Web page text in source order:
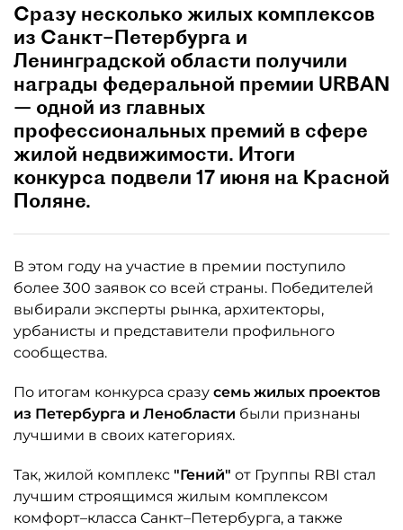
Сразу несколько жилых комплексов
из Санкт–Петербурга и
Ленинградской области получили
награды федеральной премии URBAN
— одной из главных
профессиональных премий в сфере
жилой недвижимости. Итоги
конкурса подвели 17 июня на Красной
Поляне.
В этом году на участие в премии поступило
более 300 заявок со всей страны. Победителей
выбирали эксперты рынка, архитекторы,
урбанисты и представители профильного
сообщества.
По итогам конкурса сразу семь жилых проектов
из Петербурга и Ленобласти были признаны
лучшими в своих категориях.
Так, жилой комплекс "Гений" от Группы RBI стал
лучшим строящимся жилым комплексом
комфорт–класса Санкт–Петербурга, а также